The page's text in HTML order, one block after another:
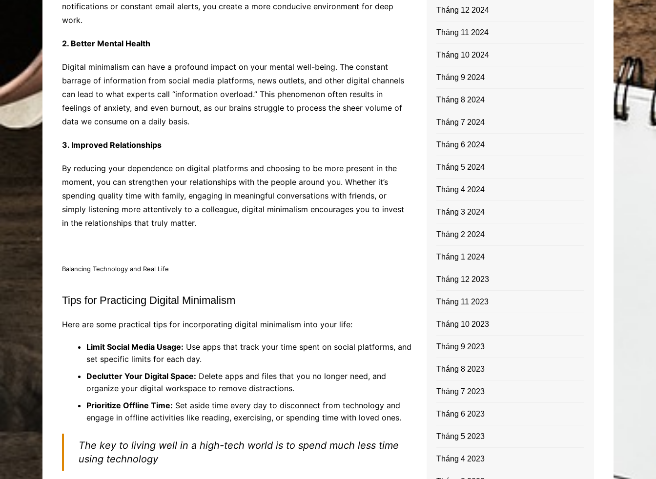
notifications or constant email alerts, you create a more conducive environment for deep
work.
2. Better Mental Health
Digital minimalism can have a profound impact on your mental well-being. The constant
barrage of information from social media platforms, news outlets, and other digital channels
can lead to what experts call “information overload.” This phenomenon often results in
feelings of anxiety, and even burnout, as our brains struggle to process the sheer volume of
data we consume on a daily basis.
3. Improved Relationships
By reducing your dependence on digital platforms and choosing to be more present in the
moment, you can strengthen your relationships with the people around you. Whether it’s
spending quality time with family, engaging in meaningful conversations with friends, or
simply listening more attentively to a colleague, digital minimalism encourages you to invest
in the relationships that truly matter.
Balancing Technology and Real Life
Tips for Practicing Digital Minimalism
Here are some practical tips for incorporating digital minimalism into your life:
Limit Social Media Usage: Use apps that track your time spent on social platforms, and
set specific limits for each day.
Declutter Your Digital Space: Delete apps and files that you no longer need, and
organize your digital workspace to remove distractions.
Prioritize Offline Time: Set aside time every day to disconnect from technology and
engage in offline activities like reading, exercising, or spending time with loved ones.
The key to living well in a high-tech world is to spend much less time
using technology
Tháng 12 2024
Tháng 11 2024
Tháng 10 2024
Tháng 9 2024
Tháng 8 2024
Tháng 7 2024
Tháng 6 2024
Tháng 5 2024
Tháng 4 2024
Tháng 3 2024
Tháng 2 2024
Tháng 1 2024
Tháng 12 2023
Tháng 11 2023
Tháng 10 2023
Tháng 9 2023
Tháng 8 2023
Tháng 7 2023
Tháng 6 2023
Tháng 5 2023
Tháng 4 2023